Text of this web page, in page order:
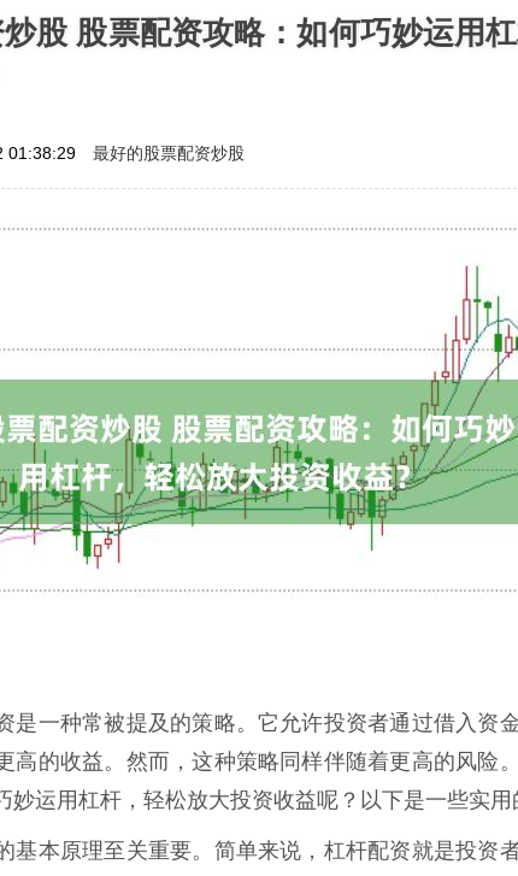
股 股票配资攻略：如何巧妙运用
01:38:29 最好的股票配资炒股
是一种常被提及的策略。它允许投资者通过借入资
高的收益。然而，这种策略同样伴随着更高的风险
妙运用杠杆，轻松放大投资收益呢？以下是一些实用
基本原理至关重要。简单来说，杠杆配资就是投资